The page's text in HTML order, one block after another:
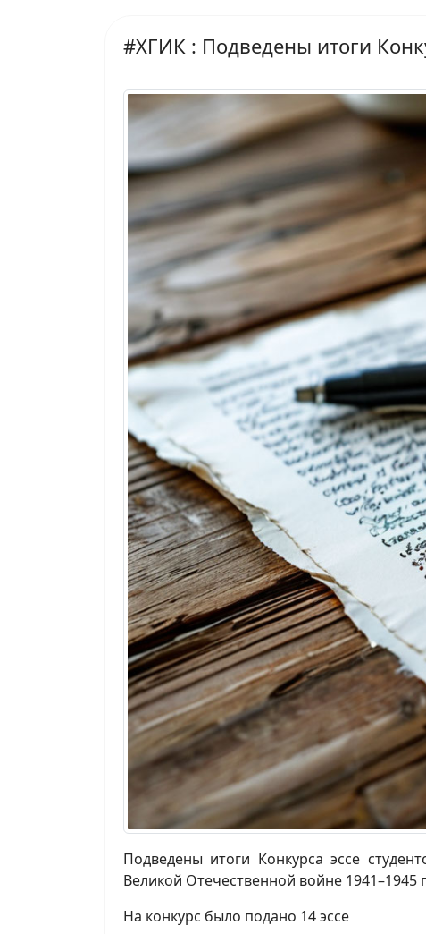
#ХГИК : Подведены итоги
Подведены итоги Конкурса эссе
Великой Отечественной войне 1941–1945
На конкурс было подано 14 эссе